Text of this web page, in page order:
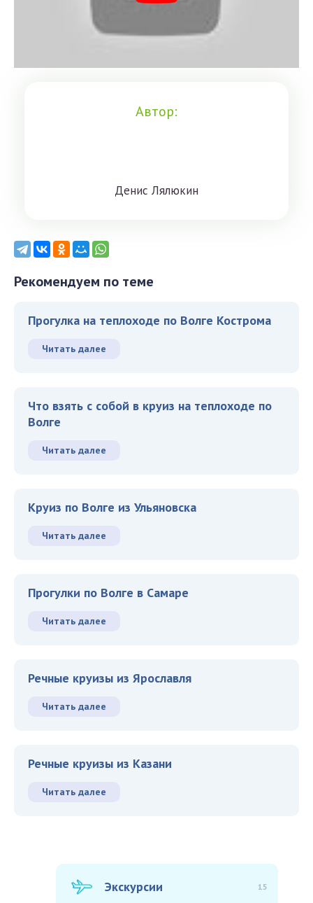
Автор:
Дeниc Лялюкин
Рекомендуем по теме
Прогулка на теплоходе по Волге Кострома
Читать далее
Что взять с собой в круиз на теплоходе по
Волге
Читать далее
Круиз по Волге из Ульяновска
Читать далее
Прогулки по Волге в Самаре
Читать далее
Речные круизы из Ярославля
Читать далее
Речные круизы из Казани
Читать далее
Экскурсии 15